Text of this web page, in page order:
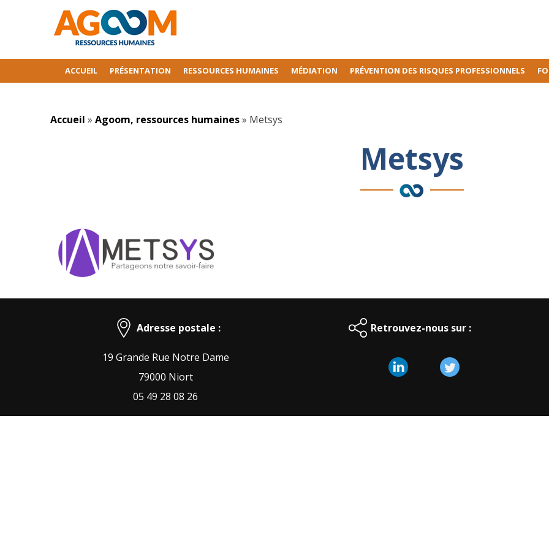
ACCUEIL PRÉSENTATION RESSOURCES HUMAINES MÉDIATION PRÉVENTION DES RISQUES PROFESSIONNELS
Accueil » Agoom, ressources humaines» Metsys
Metsys
Adresse postale :
19 Grande Rue Notre Dame
79000 Niort
05 49 28 08 26
Retrouvez-nous sur :